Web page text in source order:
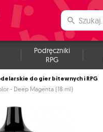
Podręczniki
RPG
do gier bitewnych i RPG
- Deep Magenta (18 ml)